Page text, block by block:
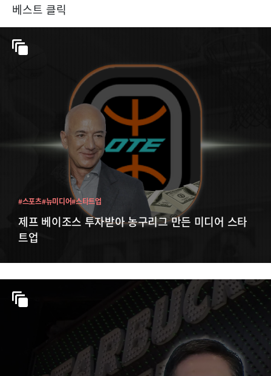
베스트 클릭
제프 베이조스 투자받아 농구리그 만든 미디어 스타
트업
#스포츠#뉴미디어#스타트업